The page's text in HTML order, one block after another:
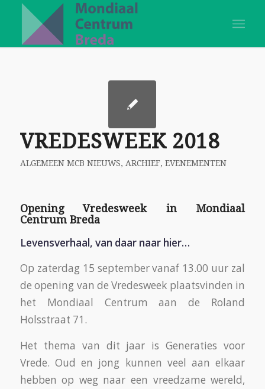
VREDESWEEK 2018
ALGEMEEN MCB NIEUWS, ARCHIEF, EVENEMENTEN
Opening Vredesweek in Mondiaal
Centrum Breda
Levensverhaal, van daar naar hier…
Op zaterdag 15 september vanaf 13.00 uur zal
de opening van de Vredesweek plaatsvinden in
het Mondiaal Centrum aan de Roland
Holsstraat 71.
Het thema van dit jaar is Generaties voor
Vrede. Oud en jong kunnen veel aan elkaar
hebben op weg naar een vreedzame wereld,